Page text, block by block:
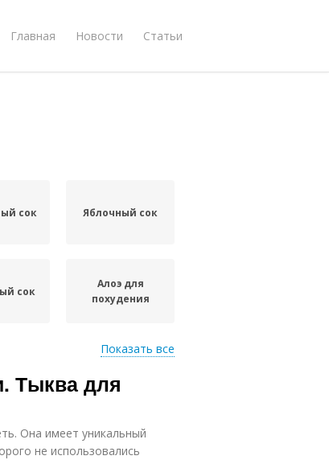
Главная Новости Статьи
сок Яблочный сок
сок
Алоэ для
похудения
похудения
сок
Похудение на
кабачках
Показать все
Тыква для
Она имеет уникальный
не использовались